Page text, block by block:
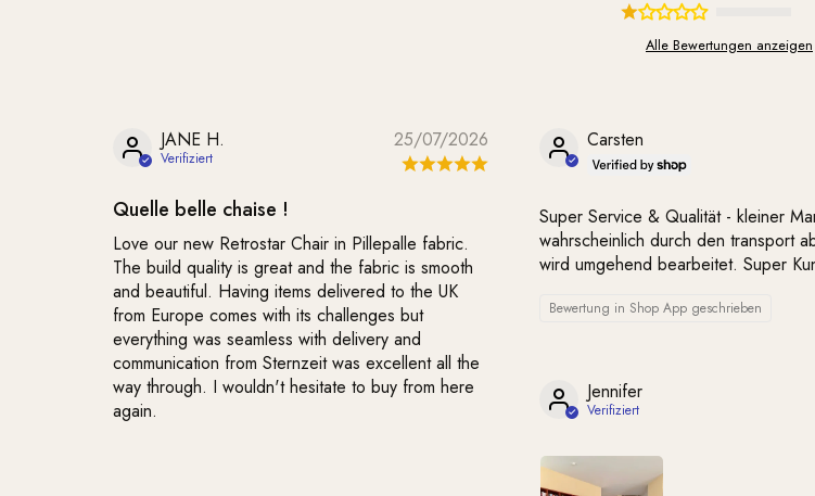
Alle Bewertungen anzeigen
25/07/2026
JANE H.
Quelle belle chaise !
Love our new Retrostar Chair in Pillepalle fabric.
The build quality is great and the fabric is smooth
and beautiful. Having items delivered to the UK
from Europe comes with its challenges but
everything was seamless with delivery and
communication from Sternzeit was excellent all the
way through. I wouldn't hesitate to buy from here
again.
Carsten
Super Service & Qualität - kleiner
wahrscheinlich durch den transport
wird umgehend bearbeitet. Super
Bewertung in Shop App geschrieben
Jennifer